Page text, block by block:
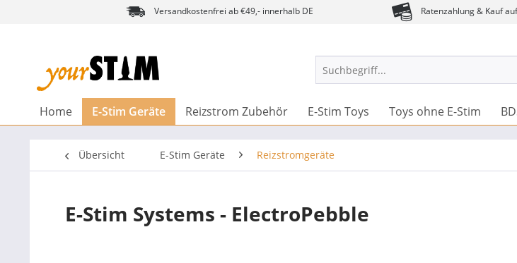
Versandkostenfrei ab €49,- innerhalb DE Ratenzahlung & Kauf
Home E-Stim Geräte Reizstrom Zubehör E-Stim Toys Toys ohne E-Stim
Übersicht E-Stim Geräte Reizstromgeräte
E-Stim Systems - ElectroPebble